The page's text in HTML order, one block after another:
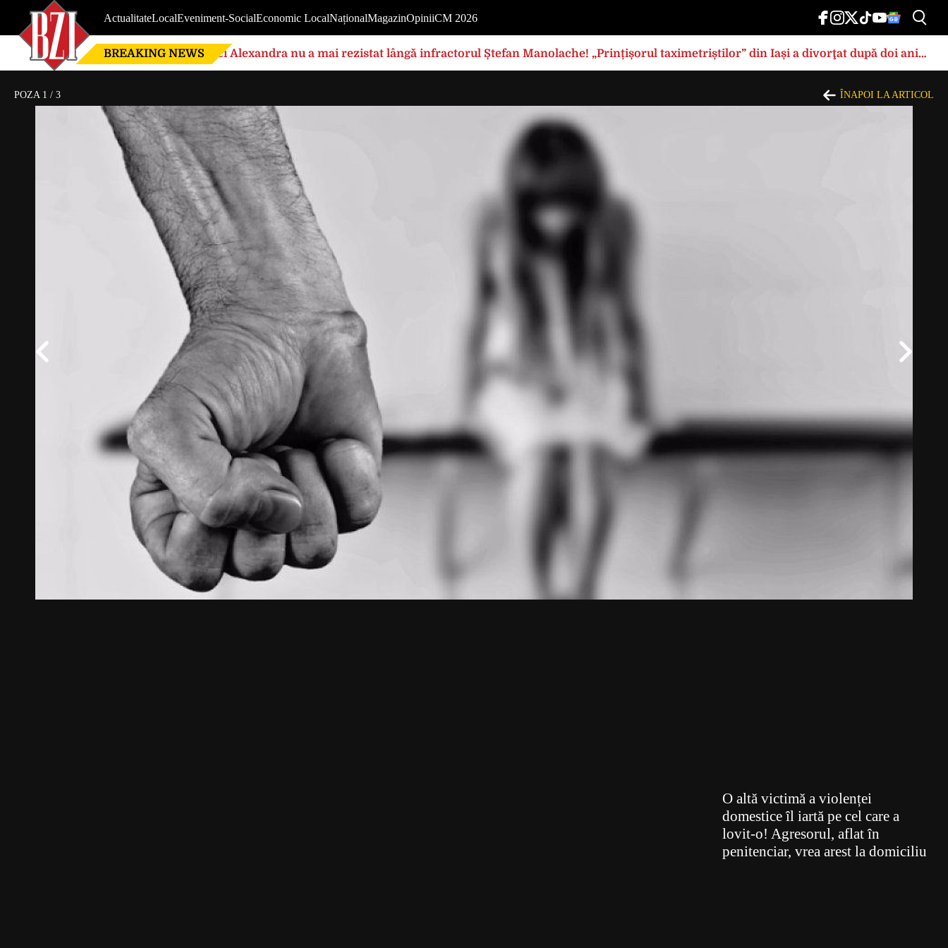
ActualitateLocalEveniment-SocialEconomic LocalNaționalMagazinOpiniiCM 2026
BREAKING NEWS Nici Alexandra nu a mai rezistat lângă infractorul Ștefan Manolache! „Prințișorul taximetriștilor” din Iași a divorţat după doi ani
de căsnicie
POZA 1 / 3 ÎNAPOI LA ARTICOL
O altă victimă a violenței
domestice îl iartă pe cel care a
lovit-o! Agresorul, aflat în
penitenciar, vrea arest la domiciliu